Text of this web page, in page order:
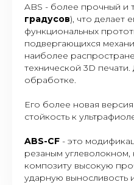
ABS - более прочный и
градусов), что делает
функциональных
подвергающихся
наиболее
технической 3D
обработке.
Его более новая
стойкость к
ABS-CF - это
резаным
композиту высокую
ударную выносливость